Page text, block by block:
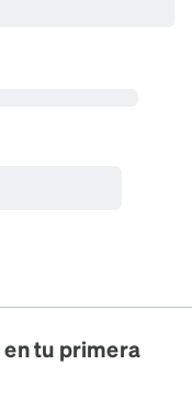
en tu primera